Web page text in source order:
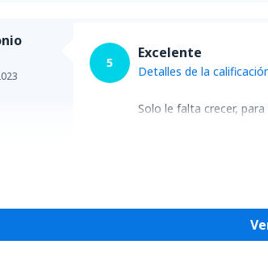
5
Excelente
Detalles de la
Solo le falta crecer,